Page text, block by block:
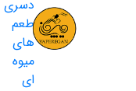
دسری
طعم
های
میوه
ای